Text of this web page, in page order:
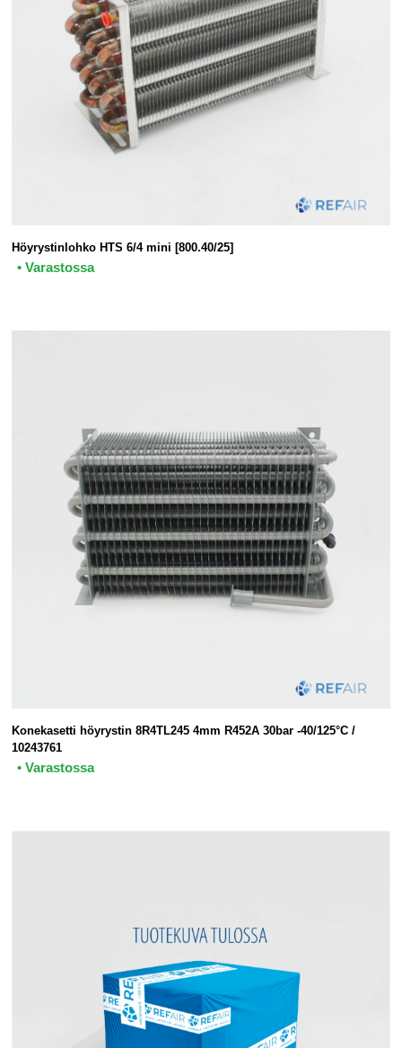
Höyrystinlohko HTS 6/4 mini [800.40/25]
• Varastossa
Konekasetti höyrystin 8R4TL245 4mm R452A 30bar -40/125°C /
10243761
• Varastossa